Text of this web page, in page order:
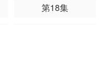
第18集